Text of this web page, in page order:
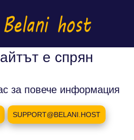
е спрян
за повече информация
SUPPORT@BELANI.HOST